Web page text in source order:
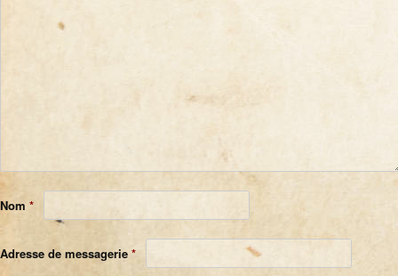
Nom *
Adresse de messagerie *